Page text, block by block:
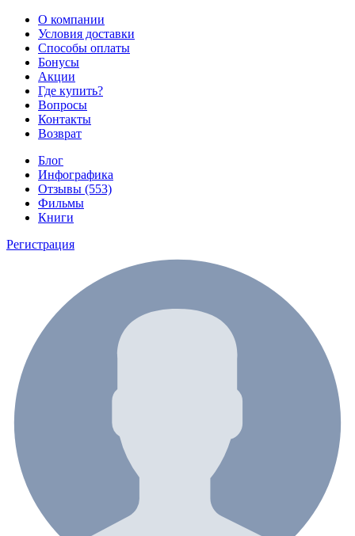
О компании
Условия доставки
Способы оплаты
Бонусы
Акции
Где купить?
Вопросы
Контакты
Возврат
Блог
Инфографика
Отзывы (553)
Фильмы
Книги
Регистрация